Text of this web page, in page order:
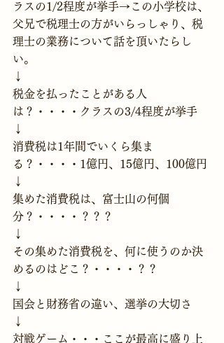
ラスの1/2程度が挙手→この小学校は、
父兄で税理士の方がいらっしゃり、税
理士の業務について話を頂いたらし
い。
↓
税金を払ったことがある人
は？・・・・クラスの3/4程度が挙手
↓
消費税は1年間でいくら集ま
る？・・・・1億円、15億円、100億円
↓
集めた消費税は、富士山の何個
分？・・・・？？？
↓
その集めた消費税を、何に使うのか決
めるのはどこ？・・・・？？
↓
国会と財務省の違い、選挙の大切さ
↓
対戦ゲーム・・・ここが最高に盛り上